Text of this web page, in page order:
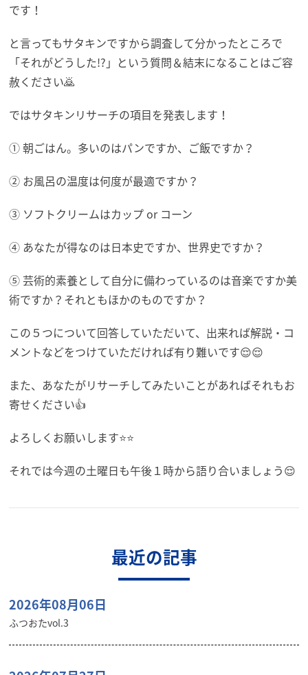
です！
と言ってもサタキンですから調査して分かったところで
「それがどうした!?」という質問＆結末になることはご容
赦ください🙇
ではサタキンリサーチの項目を発表します！
① 朝ごはん。多いのはパンですか、ご飯ですか？
② お風呂の温度は何度が最適ですか？
③ ソフトクリームはカップ or コーン
④ あなたが得なのは日本史ですか、世界史ですか？
⑤ 芸術的素養として自分に備わっているのは音楽ですか美
術ですか？それともほかのものですか？
この５つについて回答していただいて、出来れば解説・コ
メントなどをつけていただければ有り難いです😌😌
また、あなたがリサーチしてみたいことがあればそれもお
寄せください👍
よろしくお願いします⭐⭐
それでは今週の土曜日も午後１時から語り合いましょう😌
最近の記事
2026年08月06日
ふつおたvol.3